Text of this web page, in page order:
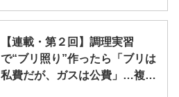
【連載・第２回】調理実習
で“ブリ照り”作ったら「ブリは
私費だが、ガスは公費」…複雑